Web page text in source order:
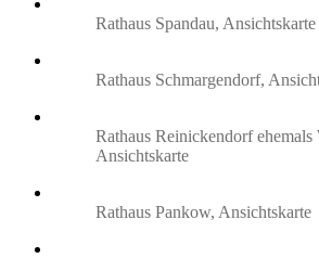
Rathaus Spandau, Ansichtskarte
Rathaus Schmargendorf,
Rathaus Reinickendorf ehemals
Ansichtskarte
Rathaus Pankow, Ansichtskarte